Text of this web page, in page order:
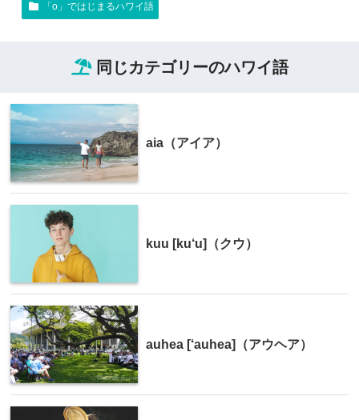
「o」ではじまるハワイ語
同じカテゴリーのハワイ語
aia（アイア）
kuu [ku‘u]（クウ）
auhea [‘auhea]（アウヘア）